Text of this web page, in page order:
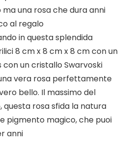
una rosa che dura anni
al regalo
in questa splendida
8 cm x 8 cm x 8 cm con un
un cristallo Swarvoski
vera rosa perfettamente
bello. Il massimo del
rosa sfida la natura
pigmento magico, che puoi
anni